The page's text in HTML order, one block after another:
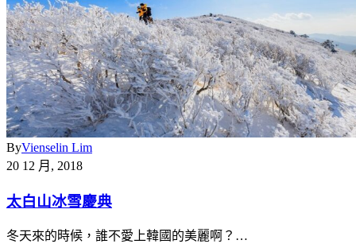
ByVienselin Lim
20 12 月, 2018
太白山冰雪慶典
冬天來的時候，誰不愛上韓國的美麗啊？…